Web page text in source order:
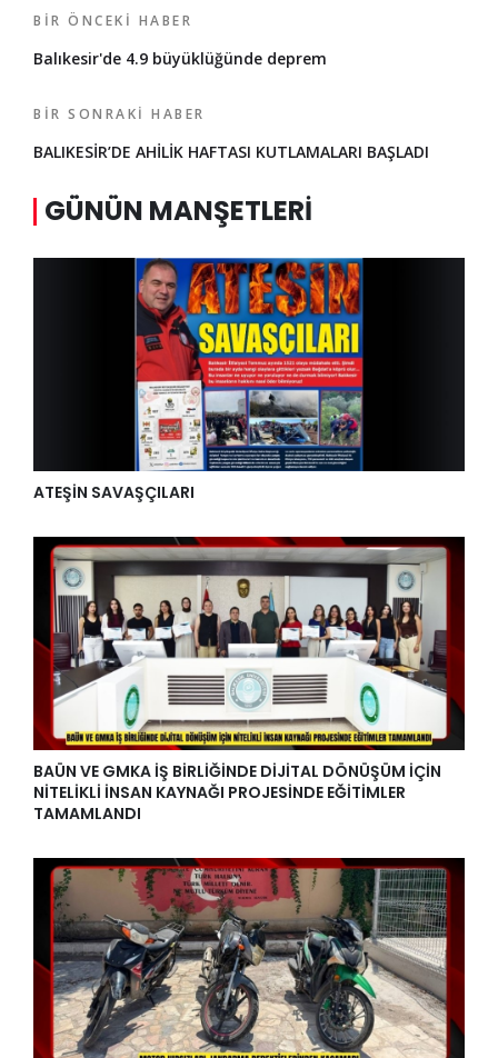
BIR ÖNCEKI HABER
Balıkesir'de 4.9 büyüklüğünde deprem
BIR SONRAKI HABER
BALIKESİR’DE AHİLİK HAFTASI KUTLAMALARI BAŞLADI
GÜNÜN MANŞETLERI
ATEŞİN SAVAŞÇILARI
BAÜN VE GMKA İŞ BİRLİĞİNDE DİJİTAL DÖNÜŞÜM İÇİN
NİTELİKLİ İNSAN KAYNAĞI PROJESİNDE EĞİTİMLER
TAMAMLANDI